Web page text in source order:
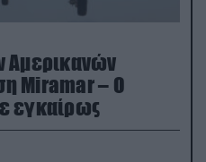
Αμερικανών
Miramar – Ο
εγκαίρως